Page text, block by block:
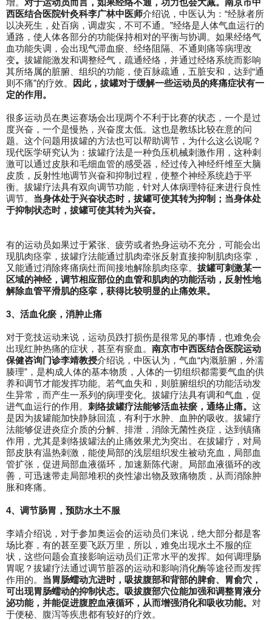
增。 对于运动员而言，如果经络不通，功力也会大减。 南京市中
西医结合医院针灸科李广林中医师介绍说，中医认为：“经脉者所
以决死生，处百病，调虚实，不可不通。”经络是人体气血运行的
通路，使人体各部分的功能保持相对的平衡与协调。如果经络气
血功能失调，会出现气滞血瘀、经络阻隔、不通则痛等病理改
变。 拔罐能激发和调整经气，疏通经络，并通过经络系统而影响
其所络属的脏腑、组织的功能，使百脉疏通，五脏安和，达到“通
则不痛”的疗效。
因此，拔罐对于缓解一些运动员的疼痛症状有一
定的作用。
很多运动员在奥运赛场会出现两个不利于比赛的状态，一个是过
度兴奋，一个是慢热，兴奋度太低。这也是教练比较在意的问
题。这个问题用拔罐的方法也可以帮助调节，为什么这么说呢？
现代医学研究认为：拔罐疗法是一种负压机械刺激作用，这种刺
激可以通过皮肤和毛细血管的感受器，经过传入神经纤维至大脑
皮质，反射性地调节兴奋和抑制过程，使整个神经系统趋于平
衡。拔罐疗法具有双向调节功能，针对人体病理特征来进行良性
调节。 当身体处于兴奋状态时，拔罐可使其转为抑制；当身体处
于抑制状态时，拔罐可使其转为兴奋。
有的运动员如果过于紧张、疲劳或者热身运动不充分，可能会出
现肌肉痉挛，拔罐疗法能通过肌肉牵张反射直接抑制肌肉痉挛，
又能通过消除疼痛病灶而间接地解除肌肉痉挛。 拔罐可刺激某一
区域的神经，调节相应部位的血管和肌肉的功能活动，反射性地
解除血管平滑肌的痉挛，获得比较明显的止痛效果。
3、 活血化瘀，消肿止痛
对于竞技运动来说，运动员跌打损伤是很常见的事情，也难免会
出现红肿热痛的症状，甚至有瘀血。 南京市中西医结合医院运动
保健咨询门诊李靖教授介绍说，中医认为，气血“内溉脏腑，外濡
腠理”，是构成人体的基本物质，人体的一切组织都需要气血的供
养和调节才能发挥功能。若气血失和，则脏腑组织的功能活动发
生异常，而产生一系列的病理变化。拔罐疗法具有调和气血，促
进气血运行的作用。 刺络拔罐疗法能够活血祛瘀，通络止痛。 这
是因为拔罐能加快静脉回流，有利于水肿、血肿的吸收。拔罐疗
法能够促进炎症介质的分解、排泄，消除无菌性炎症，达到镇痛
作用，尤其是刺络拔罐法的止痛效果尤为突出。在拔罐疗，对局
部皮肤有温热刺激，能使局部的浅层组织发生被动充血，局部血
管扩张，促进局部血液循环，加速新陈代谢。局部血液循环的改
善，可迅速带走局部堆积的炎性渗出物及致痛物质，从而消除肿
胀和疼痛。
4、 调节肠胃，预防水土不服
李靖介绍说，对于参加奥运会的运动员们来说，绝大部分都是客
场比赛，有的甚至要飞跃万里，所以，难免出现水土不服的症
状，这些问题会直接影响运动员们正常水平的发挥。如何调理肠
胃呢？拔罐疗法通过调节脏器的运动和影响消化酶等途径而发挥
作用的。 当胃肠蠕动亢进时，吸拔腹部和背部的脾俞、胃俞穴，
可出现胃肠蠕动的抑制状态。吸拔腹部穴位能加强和调整胃液分
泌功能，并能促进腹腔血液循环，从而增强消化和吸收功能。 对
于便秘、腹泻等疾患都有较好的疗效。